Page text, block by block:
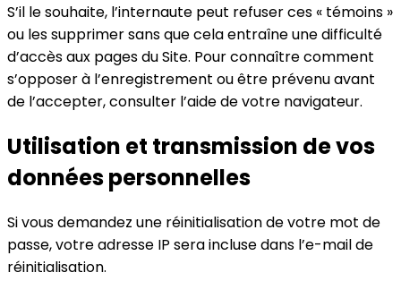
S’il le souhaite, l’internaute peut refuser ces « témoins »
ou les supprimer sans que cela entraîne une difficulté
d’accès aux pages du Site. Pour connaître comment
s’opposer à l’enregistrement ou être prévenu avant
de l’accepter, consulter l’aide de votre navigateur.
Utilisation et transmission de vos
données personnelles
Si vous demandez une réinitialisation de votre mot de
passe, votre adresse IP sera incluse dans l’e-mail de
réinitialisation.